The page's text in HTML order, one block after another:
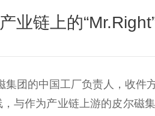
业链上的
的中国工厂负责人，收件
与作为产业链上游的皮尔磁